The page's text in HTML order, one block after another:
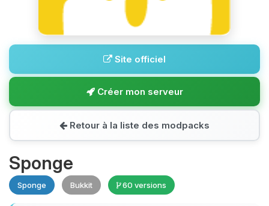
Site officiel
Créer mon serveur
Retour à la liste des modpacks
Sponge
Sponge Bukkit 60 versions